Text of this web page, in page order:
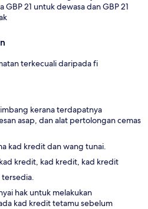
GBP 21 untuk dewasa dan GBP 21
terkecuali daripada fi
kerana terdapatnya
asap, dan alat pertolongan cemas
kad kredit dan wang tunai.
kredit, kad kredit, kad kredit
tersedia.
hak untuk melakukan
kad kredit tetamu sebelum